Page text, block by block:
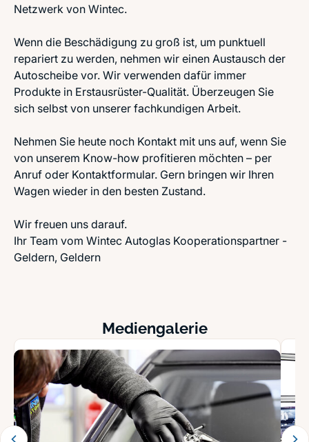
Netzwerk von Wintec.
Wenn die Beschädigung zu groß ist, um punktuell
repariert zu werden, nehmen wir einen Austausch der
Autoscheibe vor. Wir verwenden dafür immer
Produkte in Erstausrüster-Qualität. Überzeugen Sie
sich selbst von unserer fachkundigen Arbeit.
Nehmen Sie heute noch Kontakt mit uns auf, wenn Sie
von unserem Know-how profitieren möchten – per
Anruf oder Kontaktformular. Gern bringen wir Ihren
Wagen wieder in den besten Zustand.
Wir freuen uns darauf.
Ihr Team vom Wintec Autoglas Kooperationspartner -
Geldern, Geldern
Mediengalerie